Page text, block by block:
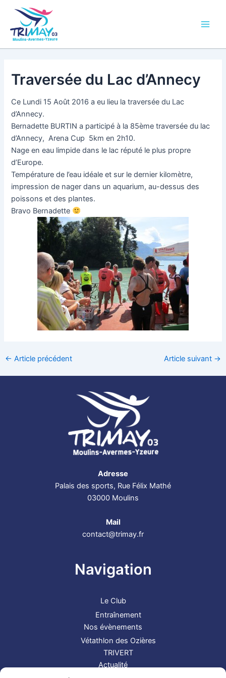
contenu
Traversée du Lac d’Annecy
Ce Lundi 15 Août 2016 a eu lieu la traversée du Lac
d’Annecy.
Bernadette BURTIN a participé à la 85ème traversée du lac
d’Annecy, Arena Cup 5km en 2h10.
Nage en eau limpide dans le lac réputé le plus propre
d’Europe.
Température de l’eau idéale et sur le dernier kilomètre,
impression de nager dans un aquarium, au-dessus des
poissons et des plantes.
Bravo Bernadette
← Article précédent Article suivant →
Adresse
Palais des sports, Rue Félix Mathé
03000 Moulins
Mail
contact@trimay.fr
Navigation
Le Club
Entraînement
Nos évènements
Vétathlon des Ozières
TRIVERT
Actualité